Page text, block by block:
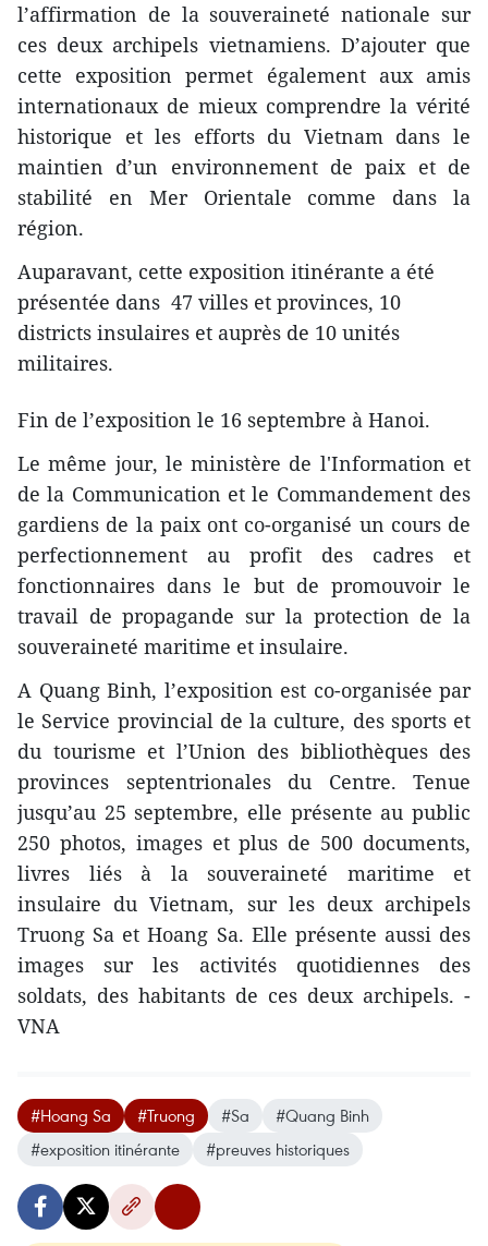
l’affirmation de la souveraineté nationale sur
ces deux archipels vietnamiens. D’ajouter que
cette exposition permet également aux amis
internationaux de mieux comprendre la vérité
historique et les efforts du Vietnam dans le
maintien d’un environnement de paix et de
stabilité en Mer Orientale comme dans la
région.
Auparavant, cette exposition itinérante a été
présentée dans 47 villes et provinces, 10
districts insulaires et auprès de 10 unités
militaires.
Fin de l’exposition le 16 septembre à Hanoi.
Le même jour, le ministère de l'Information et
de la Communication et le Commandement des
gardiens de la paix ont co-organisé un cours de
perfectionnement au profit des cadres et
fonctionnaires dans le but de promouvoir le
travail de propagande sur la protection de la
souveraineté maritime et insulaire.
A Quang Binh, l’exposition est co-organisée par
le Service provincial de la culture, des sports et
du tourisme et l’Union des bibliothèques des
provinces septentrionales du Centre. ​Tenue
jusqu’au 25 septembre, elle présente au public
250 photos, images et plus de 500 documents,
livres liés à la souveraineté maritime et
insulaire du Vietnam, sur les deux archipels
Truong Sa et Hoang Sa. ​Elle présente ​aussi des
images sur les activités quotidiennes des
soldats, des habitants de ces deux archipels. -
VNA
#Hoang Sa #Truong #Sa
#Quang Binh
#exposition itinérante
#preuves historiques